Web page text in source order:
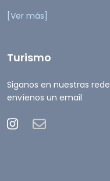
[Ver más]
Turismo
Siganos en nuestras
envíenos un email